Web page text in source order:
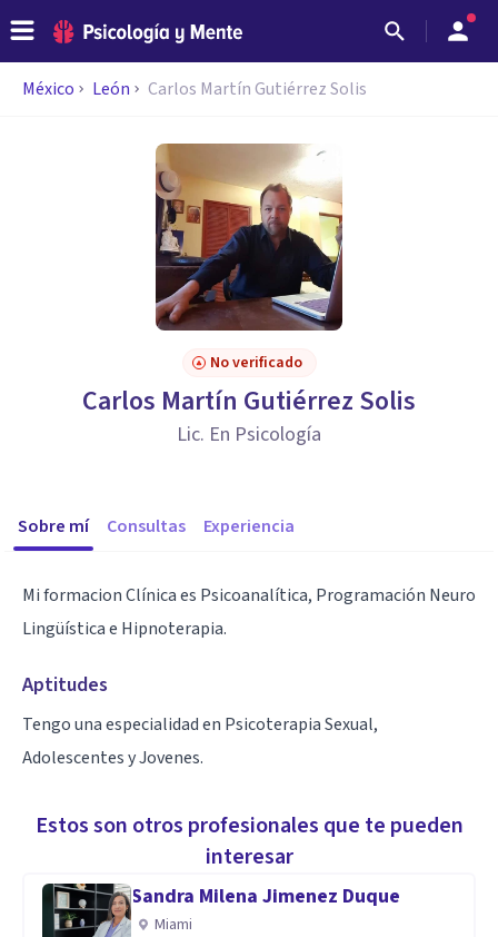
México León Carlos Martín Gutiérrez Solis
No verificado
Carlos Martín Gutiérrez Solis
Lic. En Psicología
Sobre mí Consultas Experiencia
Mi formacion Clínica es Psicoanalítica, Programación Neuro
Lingüística e Hipnoterapia.
Aptitudes
Tengo una especialidad en Psicoterapia Sexual,
Adolescentes y Jovenes.
Estos son otros profesionales que te pueden
interesar
Sandra Milena Jimenez Duque
Miami